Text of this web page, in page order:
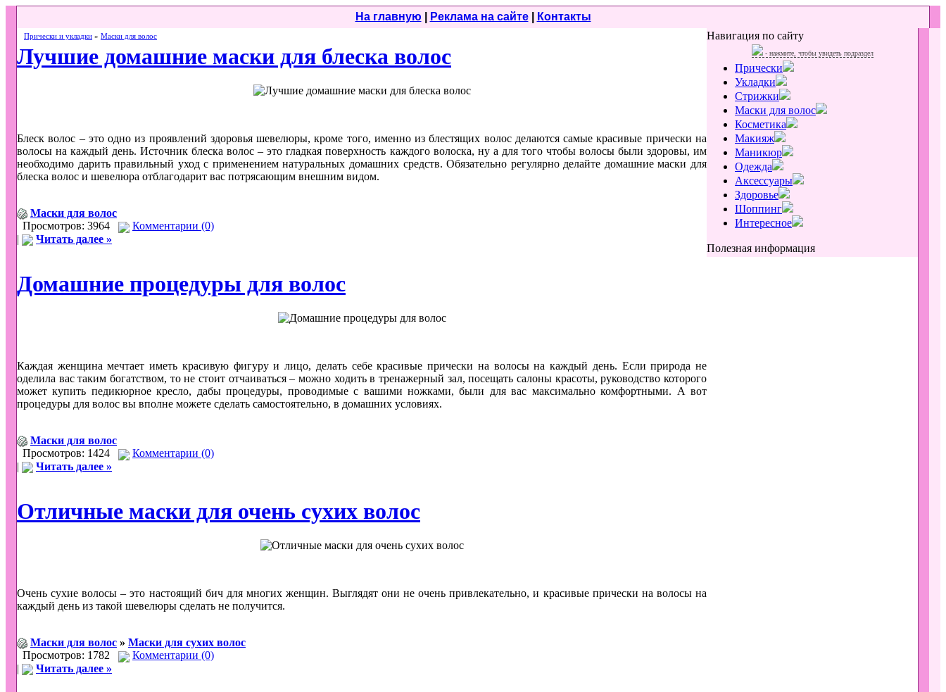
На главную Реклама на сайте| Контакты
Прически и укладки » Маски для волос
Лучшие домашние маски для блеска волос
Блеск волос – это одно из проявлений здоровья шевелюры, кроме того, именно из блестящих волос делаются самые красивые прически на
волосы на каждый день. Источник блеска волос – это гладкая поверхность каждого волоска, ну а для того чтобы волосы были здоровы, им
необходимо дарить правильный уход с применением натуральных домашних средств. Обязательно регулярно делайте домашние маски для
блеска волос и шевелюра отблагодарит вас потрясающим внешним видом.
Маски для волос
Просмотров: 3964
Комментарии (0)
|
Читать далее »
Домашние процедуры для волос
Каждая женщина мечтает иметь красивую фигуру и лицо, делать себе красивые прически на волосы на каждый день. Если природа не
оделила вас таким богатством, то не стоит отчаиваться – можно ходить в тренажерный зал, посещать салоны красоты, руководство которого
может купить педикюрное кресло, дабы процедуры, проводимые с вашими ножками, были для вас максимально комфортными. А вот
процедуры для волос вы вполне можете сделать самостоятельно, в домашних условиях.
Маски для волос
Просмотров: 1424
Комментарии (0)
|
Читать далее »
Отличные маски для очень сухих волос
Очень сухие волосы – это настоящий бич для многих женщин. Выглядят они не очень привлекательно, и красивые прически на волосы на
каждый день из такой шевелюры сделать не получится.
Маски для волос » Маски для сухих волос
Просмотров: 1782
Комментарии (0)
|
Читать далее »
Навигация по сайту
- нажмите, чтобы увидеть подраздел
Прически
Укладки
Стрижки
Маски для волос
Косметика
Макияж
Маникюр
Одежда
Аксессуары
Здоровье
Шоппинг
Интересное
Полезная информация